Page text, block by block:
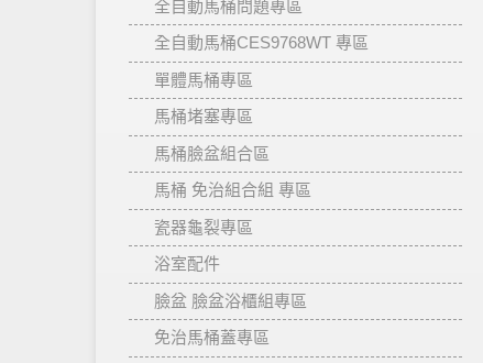
全自動馬桶問題專區
全自動馬桶CES9768WT 專區
單體馬桶專區
馬桶堵塞專區
馬桶臉盆組合區
馬桶 免治組合組 專區
瓷器龜裂專區
浴室配件
臉盆 臉盆浴櫃組專區
免治馬桶蓋專區